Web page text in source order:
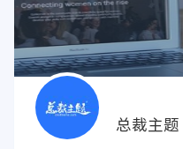
总裁主题